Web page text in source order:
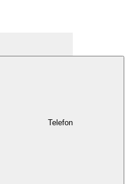
Telefon